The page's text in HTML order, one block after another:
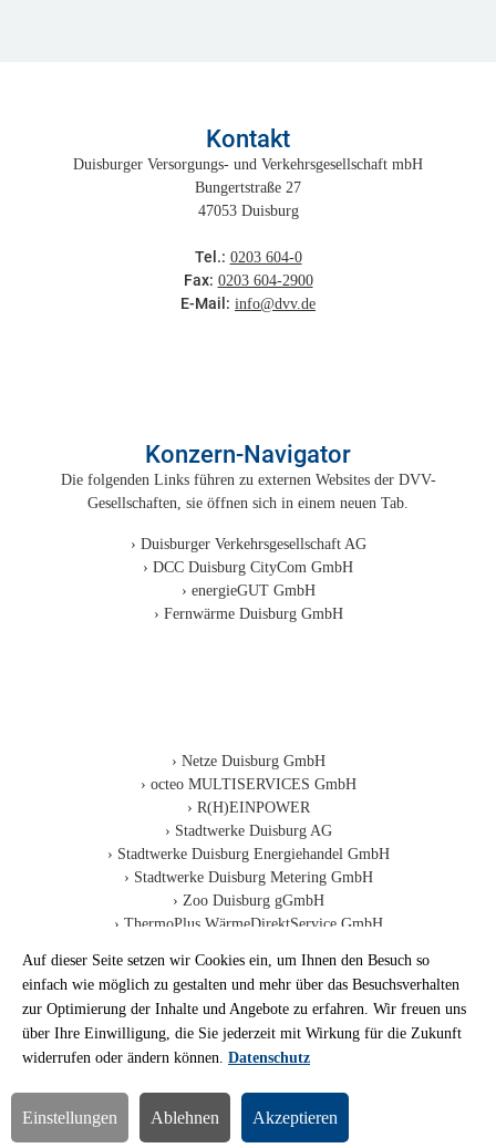
Kontakt
Duisburger Versorgungs- und Verkehrsgesellschaft mbH
Bungertstraße 27
47053 Duisburg
Tel.: 0203 604-0
Fax: 0203 604-2900
E-Mail: info@dvv.de
Konzern-Navigator
Die folgenden Links führen zu externen Websites der DVV-
Gesellschaften, sie öffnen sich in einem neuen Tab.
Duisburger Verkehrsgesellschaft AG
DCC Duisburg CityCom GmbH
energieGUT GmbH
Fernwärme Duisburg GmbH
Netze Duisburg GmbH
octeo MULTISERVICES GmbH
R(H)EINPOWER
Stadtwerke Duisburg AG
Stadtwerke Duisburg Energiehandel GmbH
Stadtwerke Duisburg Metering GmbH
Zoo Duisburg gGmbH
ThermoPlus WärmeDirektService GmbH
Impressum Disclaimer
Datenschutz
Barrierefreiheit
Deutsch
Verkehrsgesellschaft mbH
Auf dieser Seite setzen wir Cookies ein, um Ihnen den Besuch so
einfach wie möglich zu gestalten und mehr über das Besuchsverhalten
zur Optimierung der Inhalte und Angebote zu erfahren. Wir freuen uns
über Ihre Einwilligung, die Sie jederzeit mit Wirkung für die Zukunft
widerrufen oder ändern können. Datenschutz
Einstellungen Ablehnen Akzeptieren